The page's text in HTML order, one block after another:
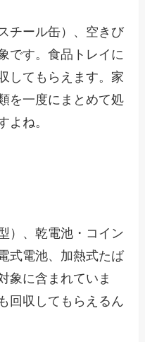
チール缶）、空きび
です。食品トレイに
してもらえます。家
を一度にまとめて処
よね。
）、乾電池・コイン
式電池、加熱式たば
象に含まれていま
も回収してもらえるん